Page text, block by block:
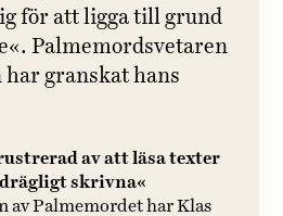
för att ligga till grund
Palmemordsvetaren
har granskat hans
av att läsa texter
skrivna«
av Palmemordet har Klas